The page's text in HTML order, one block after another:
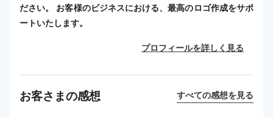
ださい。 お客様のビジネスにおける、最高のロゴ作成をサポ
ートいたします。
プロフィールを詳しく見る
お客さまの感想 すべての感想を見る